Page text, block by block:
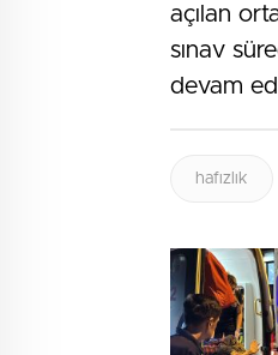
açılan
sınav
devam
hafızlık